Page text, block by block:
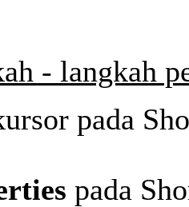
- langkah
pada
pada